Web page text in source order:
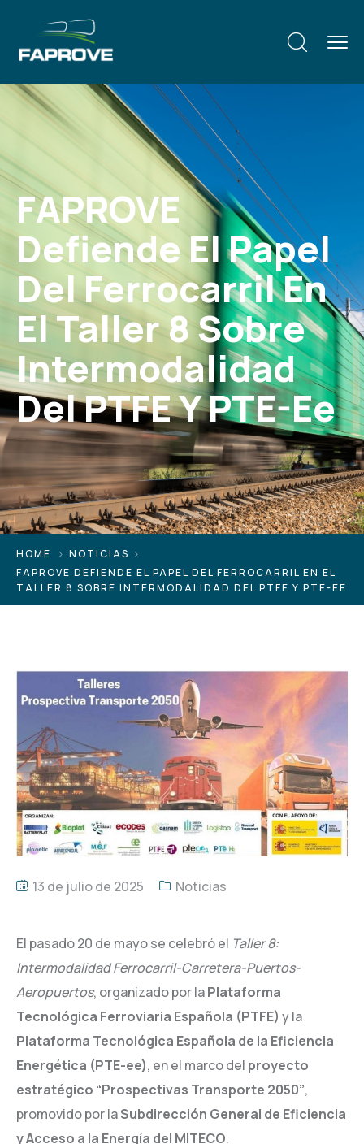
FAPROVE
Defiende El Papel
Del Ferrocarril En
El Taller 8 Sobre
Intermodalidad
Del PTFE Y PTE-Ee
HOME
NOTICIAS
FAPROVE DEFIENDE EL PAPEL DEL FERROCARRIL EN EL
TALLER 8 SOBRE INTERMODALIDAD DEL PTFE Y PTE-EE
13 de julio de 2025 Noticias
El pasado 20 de mayo se celebró el Taller 8:
Intermodalidad Ferrocarril-Carretera-Puertos-
Aeropuertos, organizado por laPlataforma
Tecnológica Ferroviaria Española (PTFE) y la
Plataforma Tecnológica Española de la Eficiencia
Energética (PTE-ee), en el marco del proyecto
estratégico “Prospectivas Transporte 2050”,
promovido por laSubdirección General de Eficiencia
y Acceso a la Energía del MITECO.